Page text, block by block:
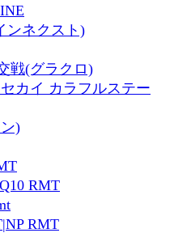
ンネクスト)
戦(グラクロ)
カイ カラフルステー
)
RMT
RMT